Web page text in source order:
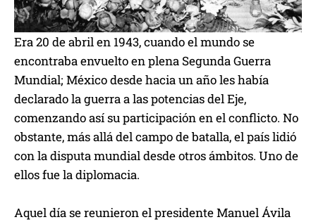
Era 20 de abril en 1943, cuando el mundo se
encontraba envuelto en plena Segunda Guerra
Mundial; México desde hacia un año les había
declarado la guerra a las potencias del Eje,
comenzando así su participación en el conflicto. No
obstante, más allá del campo de batalla, el país lidió
con la disputa mundial desde otros ámbitos. Uno de
ellos fue la diplomacia.
Aquel día se reunieron el presidente Manuel Ávila